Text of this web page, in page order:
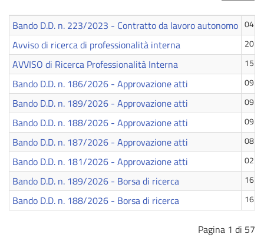
Bando D.D. n. 223/2023 - Contratto da lavoro autonomo 04
Avviso di ricerca di professionalità interna 20
AVVISO di Ricerca Professionalità Interna 15
Bando D.D. n. 186/2026 - Approvazione atti 09
Bando D.D. n. 189/2026 - Approvazione atti 09
Bando D.D. n. 188/2026 - Approvazione atti 09
Bando D.D. n. 187/2026 - Approvazione atti 08
Bando D.D. n. 181/2026 - Approvazione atti 02
Bando D.D. n. 189/2026 - Borsa di ricerca 16
Bando D.D. n. 188/2026 - Borsa di ricerca 16
Pagina 1 di 57